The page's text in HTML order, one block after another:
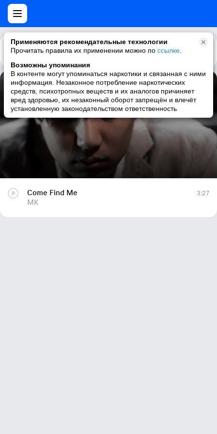
Применяются рекомендательные технологии
Прочитать правила их применении можно по ссылке
Возможны упоминания
В контенте могут упоминаться наркотики и связанная с ними
информация. Незаконное потребление наркотических
средств, психотропных веществ и их аналогов причиняет
вред здоровью, их незаконный оборот запрещён и влечёт
установленную законодательством ответственность
Каталог Рекомендации
Come Find Me
MK
Come Find Me
MK
3:27